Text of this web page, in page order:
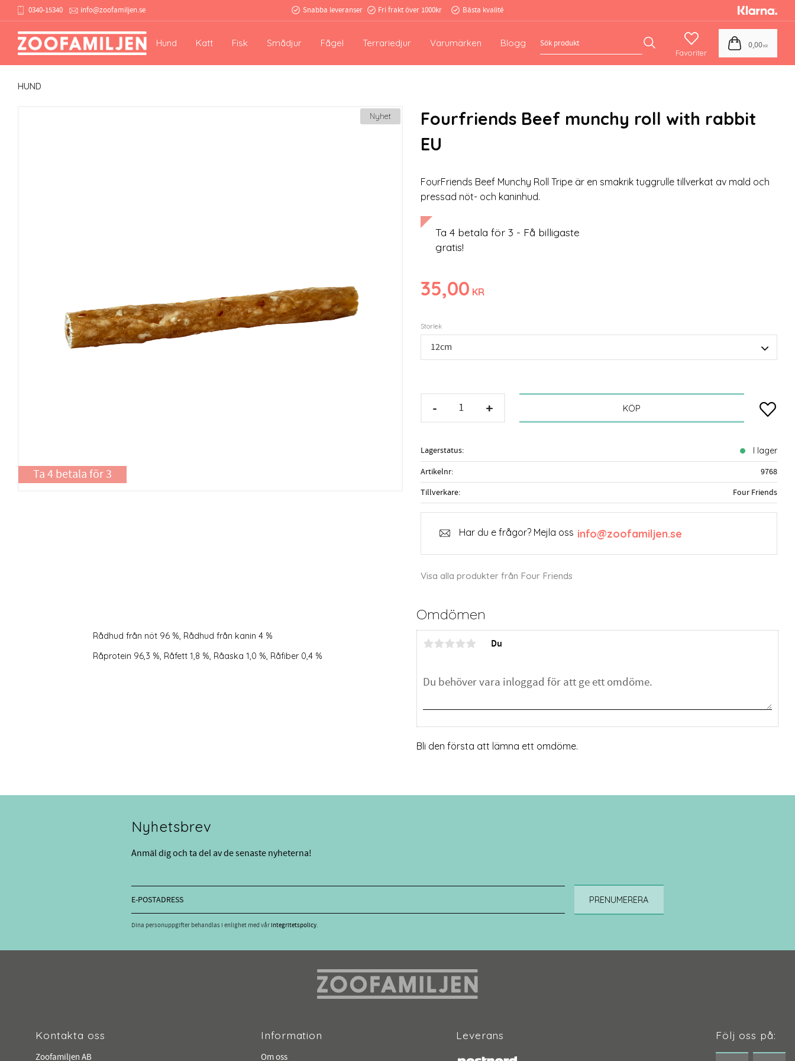
0340-15340 info@zoofamiljen.se Snabba leveranser Fri frakt över 1000kr Bästa kvalité
Hund Katt Fisk Smådjur Fågel Terrariedjur Varumärken Blogg FavoriterKundvagn
0,00KR
HUND
Fourfriends Beef munchy roll with rabbit
EU
FourFriends Beef Munchy Roll Tripe är en smakrik tuggrulle tillverkat av mald och
pressad nöt- och kaninhud.
Ta 4 betala för 3
Nyhet
Ta 4 betala för 3 - Få billigaste
gratis!
35,00 KR
Storlek
+
- KÖP Lägg
Lagerstatus I lager
Artikelnr
9768
Tillverkare
Four Friends
Har du e frågor? Mejla oss info@zoofamiljen.se
Visa alla produkter från Four Friends
Rådhud från nöt 96 %, Rådhud från kanin 4 %
Råprotein 96,3 %, Råfett 1,8 %, Råaska 1,0 %, Råfiber 0,4 %
Omdömen
Du
Bli den första att lämna ett omdöme.
Nyhetsbrev
Anmäl dig och ta del av de senaste nyheterna!
PRENUMERERA
Dina personuppgifter behandlas i enlighet med vårintegritetspolicy.
Kontakta oss
Zoofamiljen AB
Information
Om oss
Leverans Följ oss på: